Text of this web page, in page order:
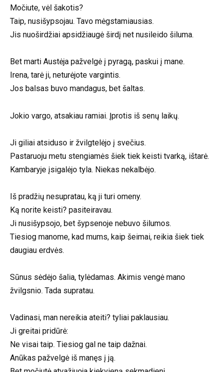
Močiute, vėl šakotis?
Taip, nusišypsojau. Tavo mėgstamiausias.
Jis nuoširdžiai apsidžiaugė širdį net nusileido šiluma.
Bet marti Austėja pažvelgė į pyragą, paskui į mane.
Irena, tarė ji, neturėjote vargintis.
Jos balsas buvo mandagus, bet šaltas.
Jokio vargo, atsakiau ramiai. Įprotis iš senų laikų.
Ji giliai atsiduso ir žvilgtelėjo į svečius.
Pastaruoju metu stengiamės šiek tiek keisti tvarką, ištarė.
Kambaryje įsigalėjo tyla. Niekas nekalbėjo.
Iš pradžių nesupratau, ką ji turi omeny.
Ką norite keisti? pasiteiravau.
Ji nusišypsojo, bet šypsenoje nebuvo šilumos.
Tiesiog manome, kad mums, kaip šeimai, reikia šiek tiek
daugiau erdvės.
Sūnus sėdėjo šalia, tylėdamas. Akimis vengė mano
žvilgsnio. Tada supratau.
Vadinasi, man nereikia ateiti? tyliai paklausiau.
Ji greitai pridūrė:
Ne visai taip. Tiesiog gal ne taip dažnai.
Anūkas pažvelgė iš manęs į ją.